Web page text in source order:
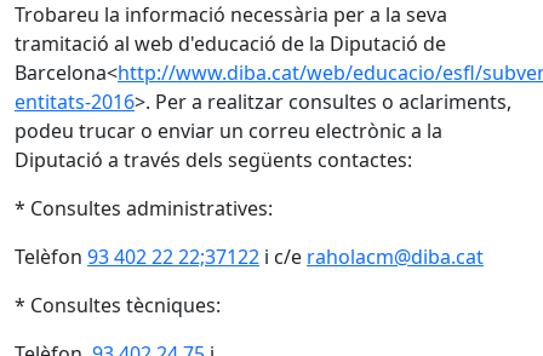
Trobareu la informació necessària per a la seva
tramitació al web d'educació de la Diputació de
Barcelona<http://www.diba.cat/web/educacio/esfl/
entitats-2016>. Per a realitzar consultes o aclariments,
podeu trucar o enviar un correu electrònic a la
Diputació a través dels següents contactes:
* Consultes administratives:
Telèfon 93 402 22 22;37122 i c/e raholacm@diba.cat
* Consultes tècniques: